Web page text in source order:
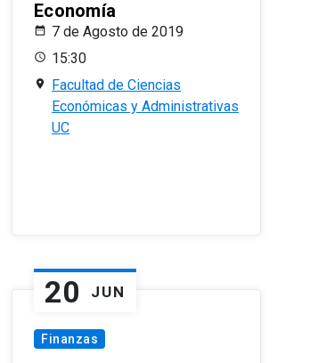
Economía
7 de Agosto de 2019
15:30
Facultad de Ciencias
Económicas y Administrativas
UC
20 JUN
Finanzas